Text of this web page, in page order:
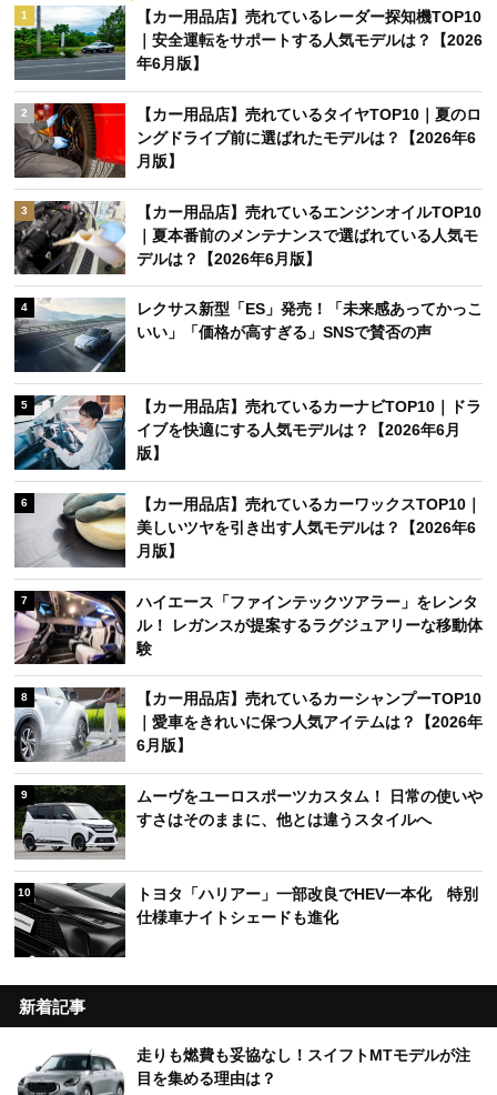
1
【カー用品店】売れているレーダー探知機TOP10
｜安全運転をサポートする人気モデルは？【2026
年6月版】
2
【カー用品店】売れているタイヤTOP10｜夏のロ
ングドライブ前に選ばれたモデルは？【2026年6
月版】
3
【カー用品店】売れているエンジンオイルTOP10
｜夏本番前のメンテナンスで選ばれている人気モ
デルは？【2026年6月版】
4
レクサス新型「ES」発売！「未来感あってかっこ
いい」「価格が高すぎる」SNSで賛否の声
5
【カー用品店】売れているカーナビTOP10｜ドラ
イブを快適にする人気モデルは？【2026年6月
版】
6
【カー用品店】売れているカーワックスTOP10｜
美しいツヤを引き出す人気モデルは？【2026年6
月版】
7
ハイエース「ファインテックツアラー」をレンタ
ル！ レガンスが提案するラグジュアリーな移動体
験
8
【カー用品店】売れているカーシャンプーTOP10
｜愛車をきれいに保つ人気アイテムは？【2026年
6月版】
9
ムーヴをユーロスポーツカスタム！ 日常の使いや
すさはそのままに、他とは違うスタイルへ
10
トヨタ「ハリアー」一部改良でHEV一本化 特別
仕様車ナイトシェードも進化
新着記事
走りも燃費も妥協なし！スイフトMTモデルが注
目を集める理由は？